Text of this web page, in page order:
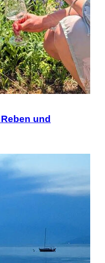
und